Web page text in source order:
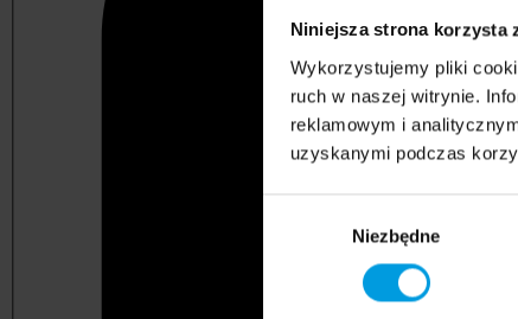
Niniejsza strona korzysta
Wykorzystujemy pliki
ruch w naszej witrynie.
reklamowym i
uzyskanymi podczas
Niezbędne